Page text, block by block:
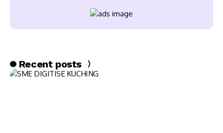
Recent posts